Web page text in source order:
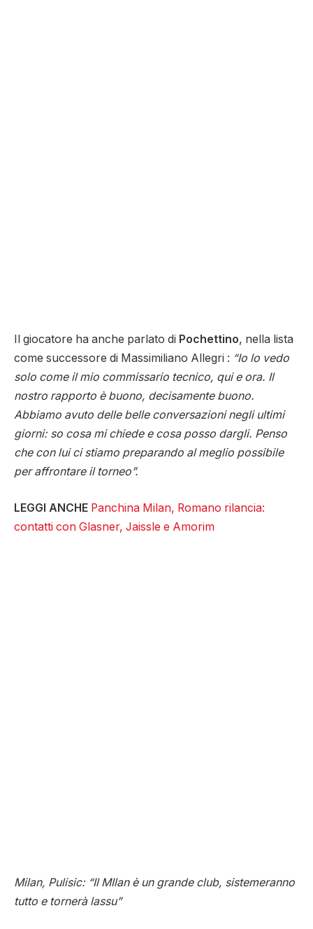
Il giocatore ha anche parlato di Pochettino, nella lista
come successore di Massimiliano Allegri : “Io lo vedo
solo come il mio commissario tecnico, qui e ora. Il
nostro rapporto è buono, decisamente buono.
Abbiamo avuto delle belle conversazioni negli ultimi
giorni: so cosa mi chiede e cosa posso dargli. Penso
che con lui ci stiamo preparando al meglio possibile
per affrontare il torneo”.
LEGGI ANCHE Panchina Milan, Romano rilancia:
contatti con Glasner, Jaissle e Amorim
Milan, Pulisic: “Il MIlan è un grande club, sistemeranno
tutto e tornerà lassu”